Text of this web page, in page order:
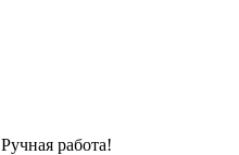
работа!